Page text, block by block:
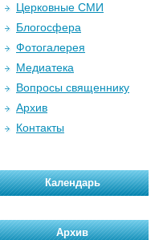
Церковные СМИ
Блогосфера
Фотогалерея
Медиатека
Вопросы священнику
Архив
Контакты
Календарь
Архив